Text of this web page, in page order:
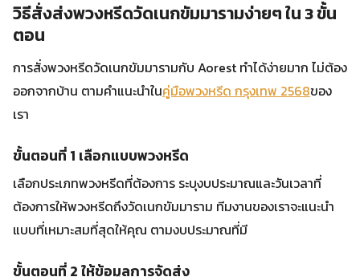
วิธีสั่งส่งพวงหรีดวัดเนกขัมมารามง่ายๆ ใน 3 ขั้น
ตอน
การสั่งพวงหรีดวัดเนกขัมมารามกับ Aorest ทำได้ง่ายมาก ไม่ต้อง
ออกจากบ้าน ตามคำแนะนำในคู่มือพวงหรีด กรุงเทพ 2568ของ
เรา
ขั้นตอนที่ 1 เลือกแบบพวงหรีด
เลือกประเภทพวงหรีดที่ต้องการ ระบุงบประมาณและวันเวลาที่
ต้องการให้พวงหรีดถึงวัดเนกขัมมาราม ทีมงานของเราจะแนะนำ
แบบที่เหมาะสมที่สุดให้คุณ ตามงบประมาณที่มี
ขั้นตอนที่ 2 ให้ข้อมูลการจัดส่ง